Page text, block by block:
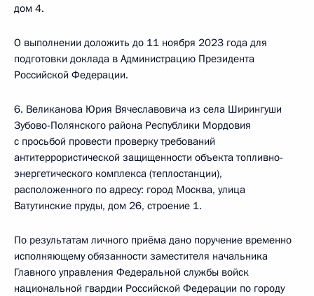
дом 4.
О выполнении доложить до 11 ноября 2023 года для
подготовки доклада в Администрацию Президента
Российской Федерации.
6. Великанова Юрия Вячеславовича из села Ширингуши
Зубово-Полянского района Республики Мордовия
с просьбой провести проверку требований
антитеррористической защищенности объекта топливно-
энергетического комплекса (теплостанции),
расположенного по адресу: город Москва, улица
Ватутинские пруды, дом 26, строение 1.
По результатам личного приёма дано поручение временно
исполняющему обязанности заместителя начальника
Главного управления Федеральной службы войск
национальной гвардии Российской Федерации по городу